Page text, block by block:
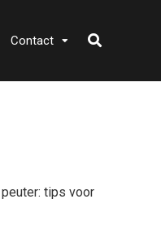
Contact
tips voor